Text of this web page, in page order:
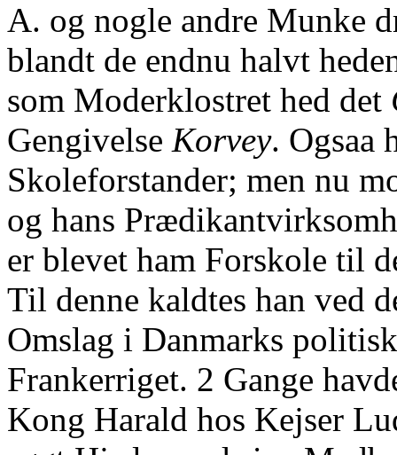
A. og nogle andre Munke
blandt de endnu halvt
som Moderklostret hed det
Gengivelse Korvey. Ogsaa
Skoleforstander; men nu
og hans
er blevet ham Forskole til
Til denne kaldtes han ved
Omslag i Danmarks
Frankerriget. 2 Gange
Kong Harald hos Kejser